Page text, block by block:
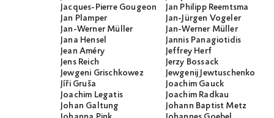
Jacques-Pierre Gougeon
Jan Philipp Reemtsma
Jan Plamper
Jan-Jürgen Vogeler
Jan-Werner Müller
Jan-Werner Müller
Jana Hensel
Jannis Panagiotidis
Jean Améry
Jeffrey Herf
Jens Reich
Jerzy Bossack
Jewgeni Grischkowez
Jewgenij Jewtuschenko
Jíři Gruša
Joachim Gauck
Joachim Legatis
Joachim Radkau
Johan Galtung
Johann Baptist Metz